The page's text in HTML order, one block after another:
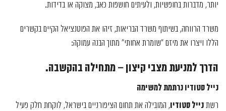
יותר, מדברות בחופשיות, ולעיתים חושפות כאב, מצוקה או בדידות.
משרד הרווחה, בשיתוף משרד הבריאות, זיהו את הפוטנציאל הקיים בקשרים
הללו ויצרו את מיזם "שומרת אחותי" מתוך הבנה עמוקה:
הדרך למניעת מצבי קיצון – מתחילה בהקשבה.
נייל סטודיו נרתמת למשימה
רשת נייל סטודיו, המובילה את תחום הציפורניים בישראל, לוקחת חלק פעיל